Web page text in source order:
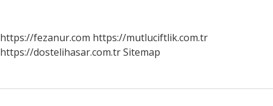
https://fezanur.com https://mutluciftlik.com.tr
https://dostelihasar.com.trSitemap